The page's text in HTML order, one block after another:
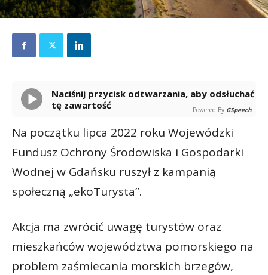
Naciśnij przycisk odtwarzania, aby odsłuchać
tę zawartość
Powered By GSpeech
Na początku lipca 2022 roku Wojewódzki
Fundusz Ochrony Środowiska i Gospodarki
Wodnej w Gdańsku ruszył z kampanią
społeczną „ekoTurysta”.
Akcja ma zwrócić uwagę turystów oraz
mieszkańców województwa pomorskiego na
problem zaśmiecania morskich brzegów,